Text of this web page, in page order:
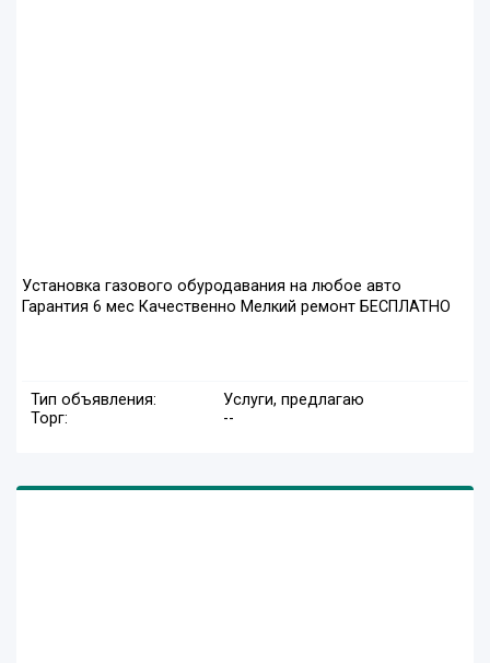
Установка газового обуродавания на любое авто
Гарантия 6 мес Качественно Мелкий ремонт БЕСПЛАТНО
Тип объявления:
Услуги, предлагаю
Торг:
--